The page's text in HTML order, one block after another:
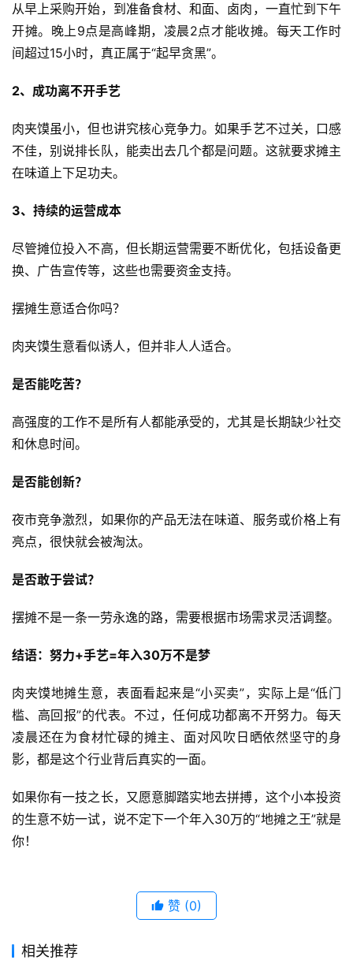
从早上采购开始，到准备食材、和面、卤肉，一直忙到下午
开摊。晚上9点是高峰期，凌晨2点才能收摊。每天工作时
间超过15小时，真正属于“起早贪黑”。
2、成功离不开手艺
肉夹馍虽小，但也讲究核心竞争力。如果手艺不过关，口感
不佳，别说排长队，能卖出去几个都是问题。这就要求摊主
在味道上下足功夫。
3、持续的运营成本
尽管摊位投入不高，但长期运营需要不断优化，包括设备更
换、广告宣传等，这些也需要资金支持。
摆摊生意适合你吗？
肉夹馍生意看似诱人，但并非人人适合。
是否能吃苦？
高强度的工作不是所有人都能承受的，尤其是长期缺少社交
和休息时间。
是否能创新？
夜市竞争激烈，如果你的产品无法在味道、服务或价格上有
亮点，很快就会被淘汰。
是否敢于尝试？
摆摊不是一条一劳永逸的路，需要根据市场需求灵活调整。
结语：努力+手艺=年入30万不是梦
肉夹馍地摊生意，表面看起来是“小买卖”，实际上是“低门
槛、高回报”的代表。不过，任何成功都离不开努力。每天
凌晨还在为食材忙碌的摊主、面对风吹日晒依然坚守的身
影，都是这个行业背后真实的一面。
如果你有一技之长，又愿意脚踏实地去拼搏，这个小本投资
的生意不妨一试，说不定下一个年入30万的“地摊之王”就是
你！
赞 (0)
相关推荐